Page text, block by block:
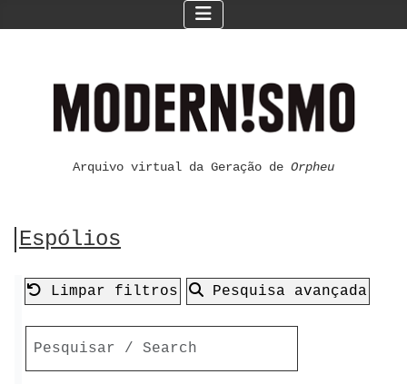
Arquivo virtual da Geração de Orpheu
Espólios
Limpar filtros Pesquisa avançada